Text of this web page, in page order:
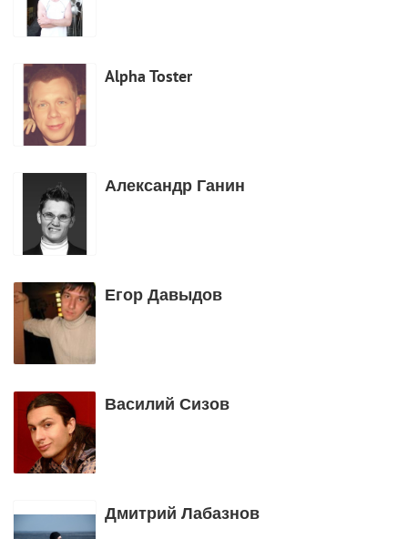
Alpha Toster
Александр Ганин
Егор Давыдов
Василий Сизов
Дмитрий Лабазнов